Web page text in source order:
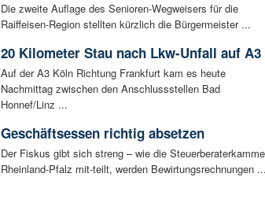
Die zweite Auflage des Senioren-Wegweisers für die
Raiffeisen-Region stellten kürzlich die Bürgermeister ...
20 Kilometer Stau nach Lkw-Unfall auf A3
Auf der A3 Köln Richtung Frankfurt kam es heute
Nachmittag zwischen den Anschlussstellen Bad
Honnef/Linz ...
Geschäftsessen richtig absetzen
Der Fiskus gibt sich streng – wie die
Rheinland-Pfalz mit-teilt, werden Bewirtungsrechnungen